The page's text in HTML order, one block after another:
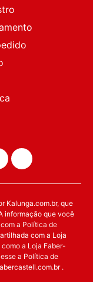
Kalunga.com.br, que
informação que você
a Política de
com a Loja
a Loja Faber-
a Política de
.